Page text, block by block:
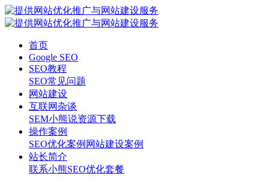
首页
Google SEO
SEO教程
SEO常见问题
网站建设
互联网杂谈
SEM小熊说资源下载
操作案例
SEO优化案例 网站建设案例
站长简介
联系小熊SEO优化套餐